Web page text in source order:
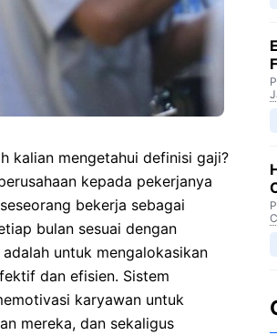
kalian mengetahui definisi gaji?
kepada pekerjanya
bekerja sebagai
bulan sesuai dengan
untuk mengalokasikan
dan efisien. Sistem
karyawan untuk
mereka, dan sekaligus